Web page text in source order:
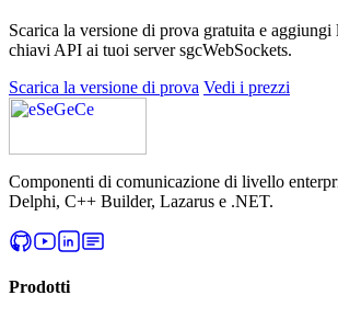
Scarica la versione di prova gratuita e aggiungi
chiavi API ai tuoi server sgcWebSockets.
Scarica la versione di prova Vedi i prezzi
Componenti di comunicazione di livello
Delphi, C++ Builder, Lazarus e .NET.
Prodotti